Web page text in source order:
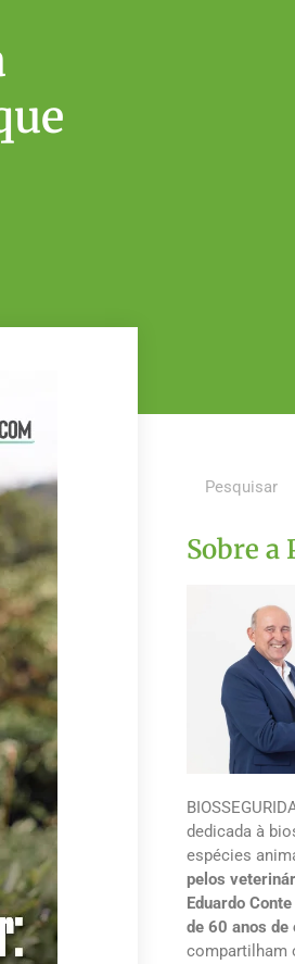
Sobre a
dedicada à
espécies
pelos
Eduardo
de 60 anos de
compartilham